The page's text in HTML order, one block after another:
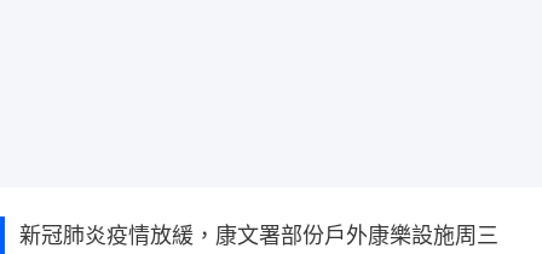
新冠肺炎疫情放緩，康文署部份戶外康樂設施周三